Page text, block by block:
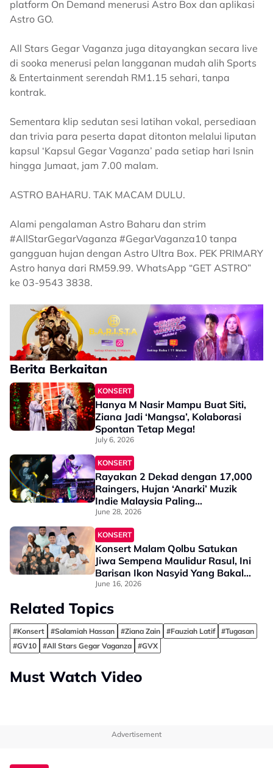
platform On Demand menerusi Astro Box dan aplikasi
Astro GO.
All Stars Gegar Vaganza juga ditayangkan secara live
di sooka menerusi pelan langganan mudah alih Sports
& Entertainment serendah RM1.15 sehari, tanpa
kontrak.
Sementara klip sedutan sesi latihan vokal, persediaan
dan trivia para peserta dapat ditonton melalui liputan
kapsul ‘Kapsul Gegar Vaganza’ pada setiap hari Isnin
hingga Jumaat, jam 7.00 malam.
ASTRO BAHARU. TAK MACAM DULU.
Alami pengalaman Astro Baharu dan strim
#AllStarGegarVaganza #GegarVaganza10 tanpa
gangguan hujan dengan Astro Ultra Box. PEK PRIMARY
Astro hanya dari RM59.99. WhatsApp “GET ASTRO”
ke 03-9543 3838.
Berita Berkaitan
KONSERT
Hanya M Nasir Mampu Buat Siti,
Ziana Jadi ‘Mangsa’, Kolaborasi
Spontan Tetap Mega!
July 6, 2026
KONSERT
Rayakan 2 Dekad dengan 17,000
Raingers, Hujan ‘Anarki’ Muzik
Indie Malaysia Paling
Berpengaruh Dekad Ini
June 28, 2026
KONSERT
Konsert Malam Qolbu Satukan
Jiwa Sempena Maulidur Rasul, Ini
Barisan Ikon Nasyid Yang Bakal
Membuat Persembahan
June 16, 2026
Related Topics
#Konsert #Salamiah Hassan #Ziana Zain #Fauziah Latif
#Tugasan
#GV10
#All Stars Gegar Vaganza #GVX
Must Watch Video
Advertisement